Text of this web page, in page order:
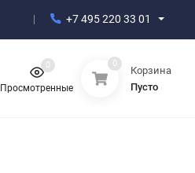
+7 495 220 33 01
Просмотренные
0 0
Корзина
Пусто